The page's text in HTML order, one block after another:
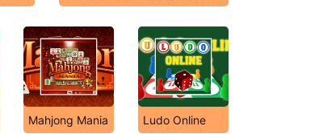
Mahjong Mania Ludo Online